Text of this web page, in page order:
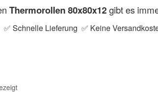
Thermorollen 80x80x12gibt es
Schnelle Lieferung ✅ Keine